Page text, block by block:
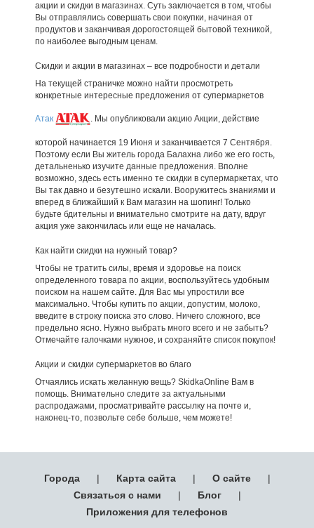
акции и скидки в магазинах. Суть заключается в том, чтобы
Вы отправлялись совершать свои покупки, начиная от
продуктов и заканчивая дорогостоящей бытовой техникой,
по наиболее выгодным ценам.
Скидки и акции в магазинах – все подробности и детали
На текущей страничке можно найти просмотреть
конкретные интересные предложения от супермаркетов
Атак . Мы опубликовали акцию Акции, действие
которой начинается 19 Июня и заканчивается 7 Сентября.
Поэтому если Вы житель города Балахна либо же его гость,
детальненько изучите данные предложения. Вполне
возможно, здесь есть именно те скидки в супермаркетах, что
Вы так давно и безутешно искали. Вооружитесь знаниями и
вперед в ближайший к Вам магазин на шопинг! Только
будьте бдительны и внимательно смотрите на дату, вдруг
акция уже закончилась или еще не началась.
Как найти скидки на нужный товар?
Чтобы не тратить силы, время и здоровье на поиск
определенного товара по акции, воспользуйтесь удобным
поиском на нашем сайте. Для Вас мы упростили все
максимально. Чтобы купить по акции, допустим, молоко,
введите в строку поиска это слово. Ничего сложного, все
предельно ясно. Нужно выбрать много всего и не забыть?
Отмечайте галочками нужное, и сохраняйте список покупок!
Акции и скидки супермаркетов во благо
Отчаялись искать желанную вещь? SkidkaOnline Вам в
помощь. Внимательно следите за актуальными
распродажами, просматривайте рассылку на почте и,
наконец-то, позвольте себе больше, чем можете!
Города | Карта сайта | О сайте
|
Связаться с нами
| Блог
|
Приложения для телефонов